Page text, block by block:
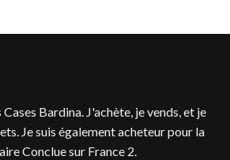
Bardina. J'achète, je vends, et je
Je suis également acheteur pour la
Conclue sur France 2.